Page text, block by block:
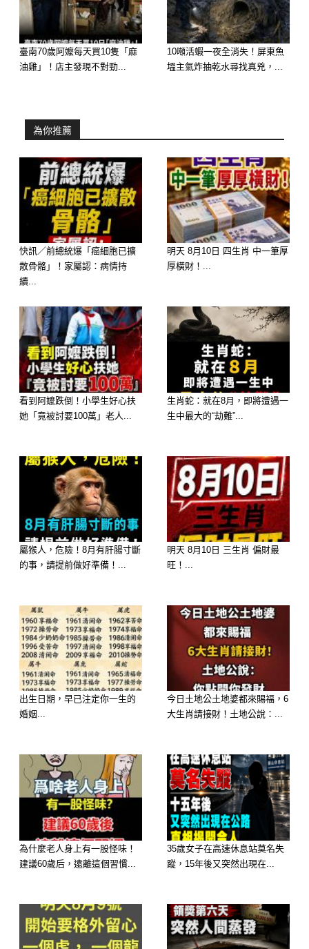
錢，不想拖累兒子們。
醫生說，還要簽字，手術有風險，劉大
爺說自己來，沒有家屬，告訴他們也沒
增他們的煩惱。他自己能做主。
後來治療過程也很成功，那個陪護的鄰
居大爺，倒也是個靠得住的人，從住院
到出院，照顧的無微不至，親兒子和親
兄弟來了能做到這個程度也是很好了，
何況人家是沒有血緣關係的鄰居。
圖片來源：今日頭條
兒子在，老人的養老就不是問題，看病
就不成問題，除非看不起。
但是現在，即使我們的社會發展的這樣
完善了，但是人情卻冷淡到，對于自己
臺南70歲阿嬤每天買10隻「麻
油雞」！店主發現不對勁...
10噸活蝦一夜全消失！屏東魚
塭主氣炸抽乾水尋找真兇，...
為你推薦
快訊／前總統爆「癌細胞已擴
散骨骼」！家屬認：病情持
續...
明天 8月10日 四生肖 中一筆厚
厚橫財！...
看到阿嬤跌倒！小學生好心扶
她「竟被討要100萬」老人...
生肖蛇：就在8月，即將遭遇一
生中最大的“劫難”...
屬猴人，危險！8月有肝腸寸斷
的事，請提前做好準備！...
明天 8月10日 三生肖 偏財最
旺！...
出生日期，早已注定你一生的
婚姻...
今日土地公土地婆都來賜福，6
大生肖請接財！土地公說：...
為什麼老人身上有一股怪味！
建議60歲后，遠離這個習慣...
35歲女子在高速休息站莫名失
蹤，15年後又突然出現在...